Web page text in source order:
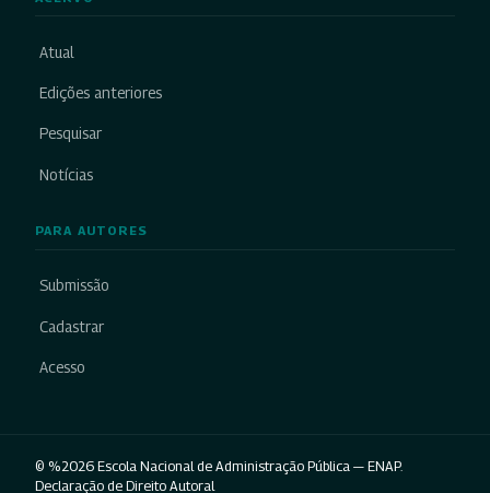
Atual
Edições anteriores
Pesquisar
Notícias
PARA AUTORES
Submissão
Cadastrar
Acesso
© %2026 Escola Nacional de Administração Pública — ENAP.
Declaração de Direito Autoral